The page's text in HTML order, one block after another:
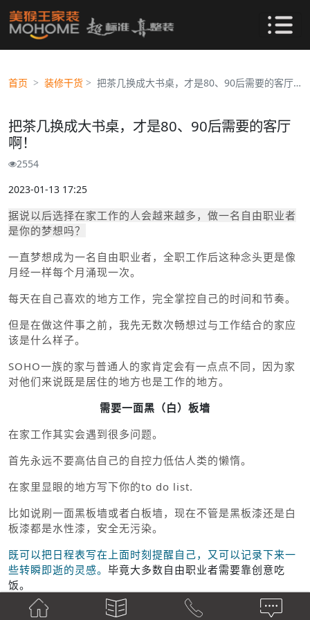
首页 装修干货 把茶几换成大书桌，才是80、90后需要的客厅啊！
把茶几换成大书桌，才是80、90后需要的客厅
啊！
2554
2023-01-13 17:25
据说以后选择在家工作的人会越来越多，做一名自由职业者
是你的梦想吗？
一直梦想成为一名自由职业者，全职工作后这种念头更是像
月经一样每个月涌现一次。
每天在自己喜欢的地方工作，完全掌控自己的时间和节奏。
但是在做这件事之前，我先无数次畅想过与工作结合的家应
该是什么样子。
SOHO一族的家与普通人的家肯定会有一点点不同，因为家
对他们来说既是居住的地方也是工作的地方。
需要一面黑（白）板墙
在家工作其实会遇到很多问题。
首先永远不要高估自己的自控力低估人类的懒惰。
在家里显眼的地方写下你的to do list.
比如说刷一面黑板墙或者白板墙，现在不管是黑板漆还是白
板漆都是水性漆，安全无污染。
既可以把日程表写在上面时刻提醒自己，又可以记录下来一
些转瞬即逝的灵感。 毕竟大多数自由职业者需要靠创意吃
饭。